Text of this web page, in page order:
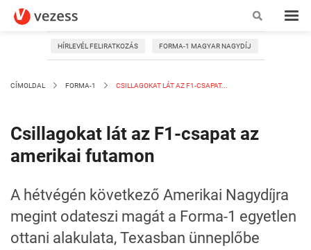
HÍRLEVÉL FELIRATKOZÁS FORMA-1 MAGYAR NAGYDÍJ
CÍMOLDAL FORMA-1 CSILLAGOKAT LÁT AZ F1-CSAPAT...
Csillagokat lát az F1-csapat az
amerikai futamon
A hétvégén következő Amerikai Nagydíjra
megint odateszi magát a Forma-1 egyetlen
ottani alakulata, Texasban ünneplőbe